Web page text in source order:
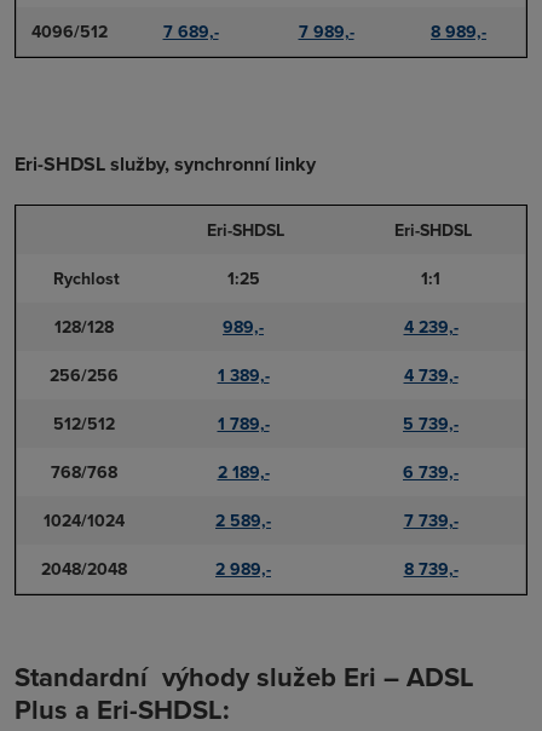
4096/512
7 689,- 7 989,- 8 989,-
Eri-SHDSL služby, synchronní linky
Eri-SHDSL
Eri-SHDSL
Rychlost
1:25
1:1
128/128
989,-
4 239,-
256/256
1 389,-
4 739,-
512/512
1 789,-
5 739,-
768/768
2 189,-
6 739,-
1024/1024
2 589,-
7 739,-
2048/2048
2 989,- 8 739,-
Standardní výhody služeb Eri – ADSL
Plus a Eri-SHDSL: